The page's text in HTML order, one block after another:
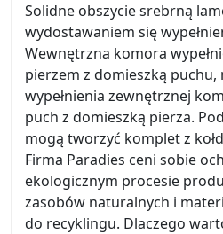
Solidne obszycie srebrną
wydostawaniem się
Wewnętrzna komora
pierzem z domieszką puchu,
wypełnienia zewnętrznej
puch z domieszką pierza.
mogą tworzyć komplet z
Firma Paradies ceni sobie
ekologicznym procesie
zasobów naturalnych i
do recyklingu. Dlaczego